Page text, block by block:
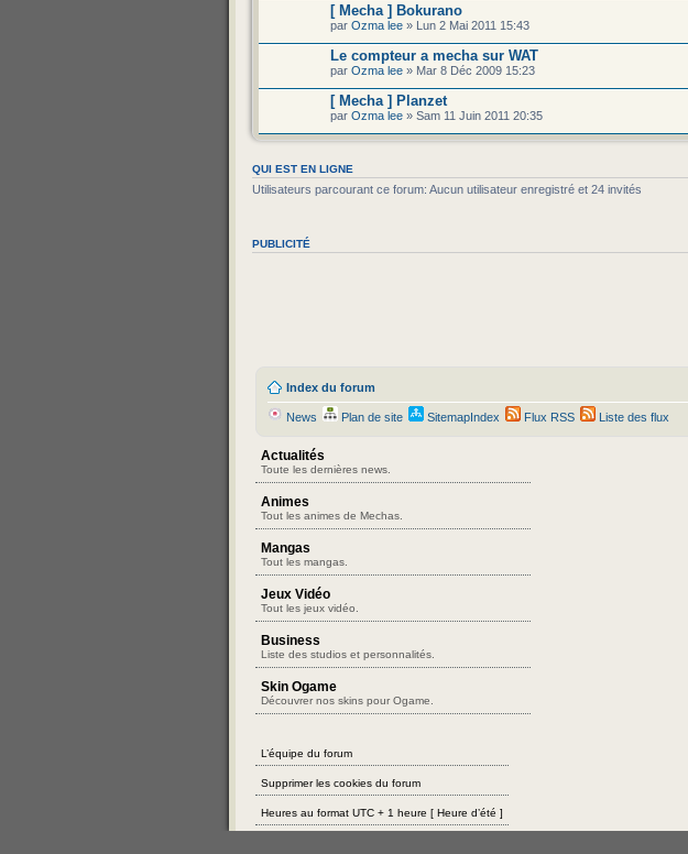
[ Mecha ] Bokurano
par Ozma lee » Lun 2 Mai 2011 15:43
Le compteur a mecha sur WAT
par Ozma lee » Mar 8 Déc 2009 15:23
[ Mecha ] Planzet
par Ozma lee » Sam 11 Juin 2011 20:35
QUI EST EN LIGNE
Utilisateurs parcourant ce forum: Aucun utilisateur enregistré et 24 invités
PUBLICITÉ
Index du forum
News Plan de site SitemapIndex Flux RSS Liste des flux
Actualités
Toute les dernières news.
Animes
Tout les animes de Mechas.
Mangas
Tout les mangas.
Jeux Vidéo
Tout les jeux vidéo.
Business
Liste des studios et personnalités.
Skin Ogame
Découvrer nos skins pour Ogame.
L’équipe du forum
Supprimer les cookies du forum
Heures au format UTC + 1 heure [ Heure d’été ]